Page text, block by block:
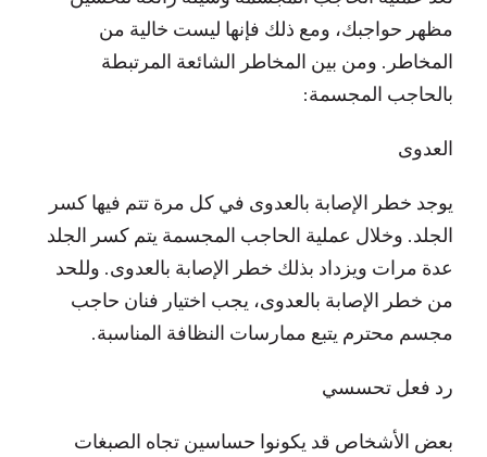
مظهر حواجبك، ومع ذلك فإنها ليست خالية من
المخاطر. ومن بين المخاطر الشائعة المرتبطة
بالحاجب المجسمة:
العدوى
يوجد خطر الإصابة بالعدوى في كل مرة تتم فيها كسر
الجلد. وخلال عملية الحاجب المجسمة يتم كسر الجلد
عدة مرات ويزداد بذلك خطر الإصابة بالعدوى. وللحد
من خطر الإصابة بالعدوى، يجب اختيار فنان حاجب
مجسم محترم يتبع ممارسات النظافة المناسبة.
رد فعل تحسسي
بعض الأشخاص قد يكونوا حساسين تجاه الصبغات